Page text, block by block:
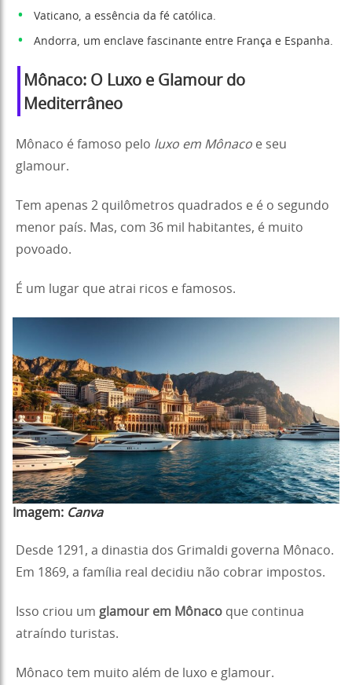
Vaticano, a essência da fé católica.
Andorra, um enclave fascinante entre França e Espanha.
Mônaco: O Luxo e Glamour do
Mediterrâneo
Mônaco é famoso pelo luxo em Mônaco e seu
glamour.
Tem apenas 2 quilômetros quadrados e é o segundo
menor país. Mas, com 36 mil habitantes, é muito
povoado.
É um lugar que atrai ricos e famosos.
Imagem: Canva
Desde 1291, a dinastia dos Grimaldi governa Mônaco.
Em 1869, a família real decidiu não cobrar impostos.
Isso criou um glamour em Mônaco que continua
atraíndo turistas.
Mônaco tem muito além de luxo e glamour.